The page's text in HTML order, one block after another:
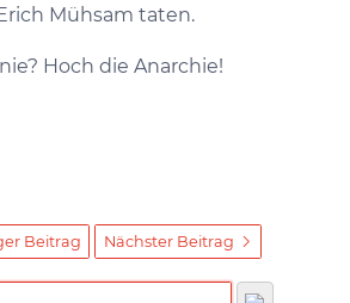
Mühsam taten.
Hoch die Anarchie!
Beitrag Nächster Beitrag